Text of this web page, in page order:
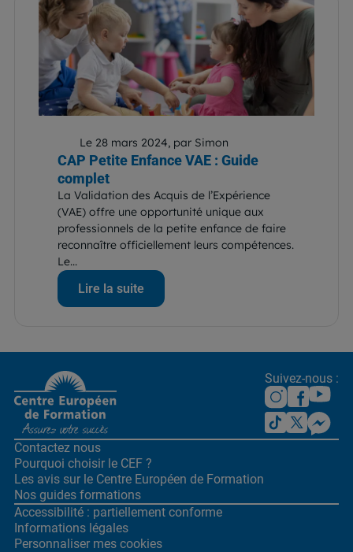
Le 28 mars 2024, par Simon
CAP Petite Enfance VAE : Guide
complet
La Validation des Acquis de l’Expérience
(VAE) offre une opportunité unique aux
professionnels de la petite enfance de faire
reconnaître officiellement leurs compétences.
Le...
Lire la suite
Suivez-nous :
Contactez nous
Pourquoi choisir le CEF ?
Les avis sur le Centre Européen de Formation
Nos guides formations
Accessibilité : partiellement conforme
Informations légales
Personnaliser mes cookies